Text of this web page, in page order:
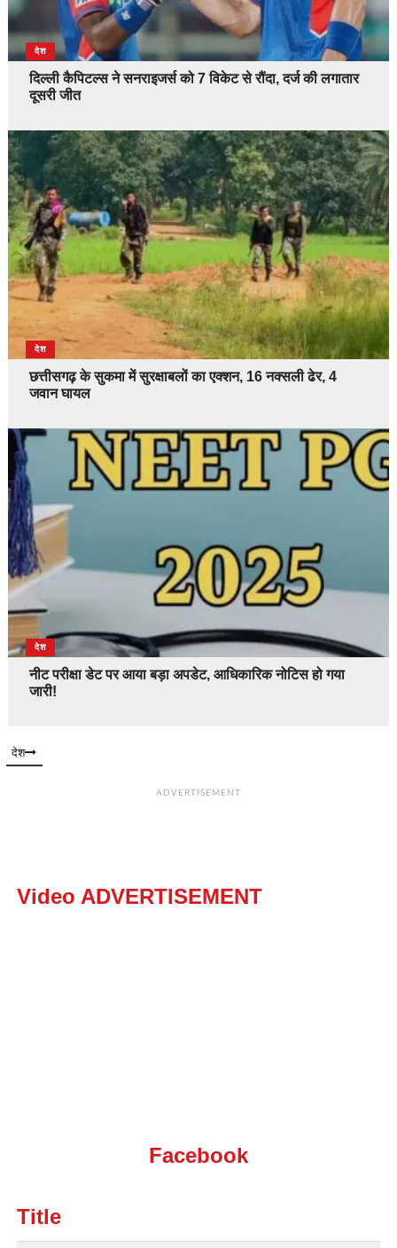
देश
दिल्ली कैपिटल्स ने सनराइजर्स को 7 विकेट से रौंदा, दर्ज की लगातार
दूसरी जीत
देश
छत्तीसगढ़ के सुकमा में सुरक्षाबलों का एक्शन, 16 नक्सली ढेर, 4
जवान घायल
देश
नीट परीक्षा डेट पर आया बड़ा अपडेट, आधिकारिक नोटिस हो गया
जारी!
देश
ADVERTISEMENT
Video ADVERTISEMENT
Facebook
Title